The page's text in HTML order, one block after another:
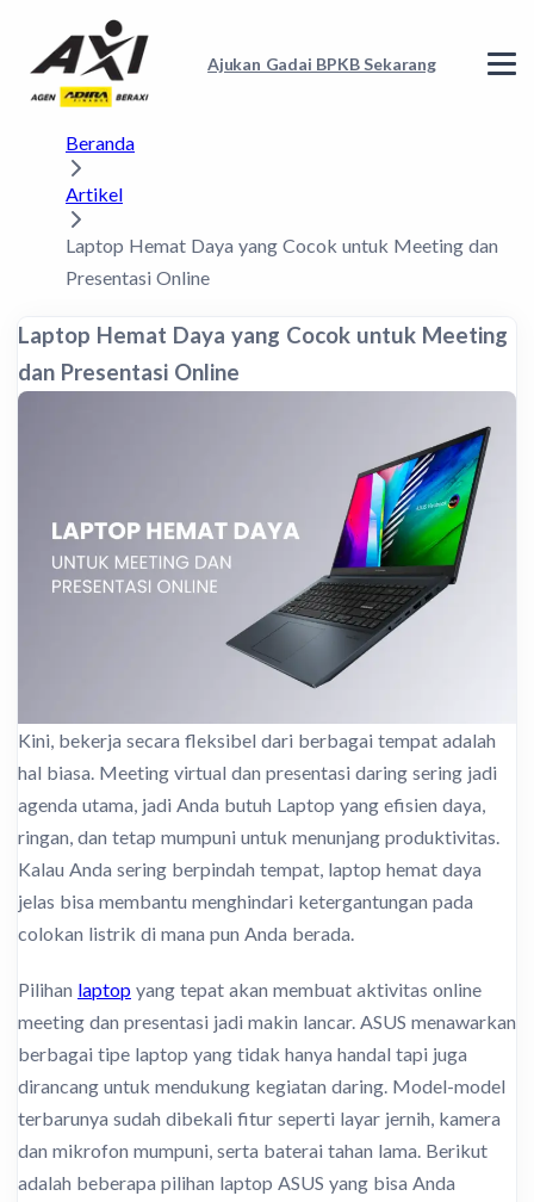
Ajukan Gadai BPKB Sekarang
Beranda
Artikel
Laptop Hemat Daya yang Cocok untuk Meeting dan
Presentasi Online
Laptop Hemat Daya yang Cocok untuk Meeting
dan Presentasi Online
Kini, bekerja secara fleksibel dari berbagai tempat adalah
hal biasa. Meeting virtual dan presentasi daring sering jadi
agenda utama, jadi Anda butuh Laptop yang efisien daya,
ringan, dan tetap mumpuni untuk menunjang produktivitas.
Kalau Anda sering berpindah tempat, laptop hemat daya
jelas bisa membantu menghindari ketergantungan pada
colokan listrik di mana pun Anda berada.
Pilihan laptop yang tepat akan membuat aktivitas online
meeting dan presentasi jadi makin lancar. ASUS menawarkan
berbagai tipe laptop yang tidak hanya handal tapi juga
dirancang untuk mendukung kegiatan daring. Model-model
terbarunya sudah dibekali fitur seperti layar jernih, kamera
dan mikrofon mumpuni, serta baterai tahan lama. Berikut
adalah beberapa pilihan laptop ASUS yang bisa Anda